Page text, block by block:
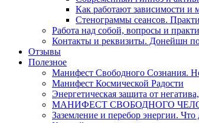
Как работают зависимости
Стенограммы сеансов.
Работа над собой, вопросы и
Контакты и реквизиты. Донейшн
Отзывы
Полезное
Манифест Свободного Сознания.
Манифест Космической Радости
Энергетическая защита от
МАНИФЕСТ СВОБОДНОГО
Заземление и перебор энергии.